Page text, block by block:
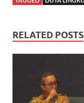
RELATED POSTS